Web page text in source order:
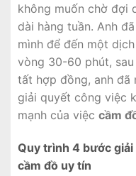
không muốn chờ đợi
dài hàng tuần. Anh
mình để đến một
vòng 30-60 phút,
tất hợp đồng, anh đã
giải quyết công việc
mạnh của việc cầm
Quy trình 4 bước
cầm đồ uy tín